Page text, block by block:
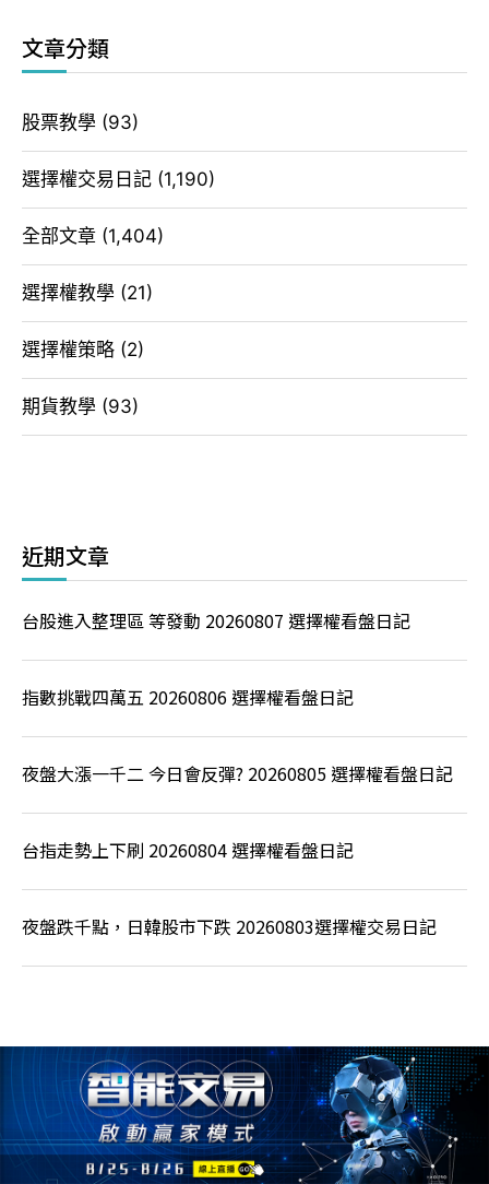
文章分類
股票教學 (93)
選擇權交易日記 (1,190)
全部文章 (1,404)
選擇權教學 (21)
選擇權策略 (2)
期貨教學 (93)
近期文章
台股進入整理區 等發動 20260807 選擇權看盤日記
指數挑戰四萬五 20260806 選擇權看盤日記
夜盤大漲一千二 今日會反彈? 20260805 選擇權看盤日記
台指走勢上下刷 20260804 選擇權看盤日記
夜盤跌千點，日韓股市下跌 20260803選擇權交易日記
精選文章